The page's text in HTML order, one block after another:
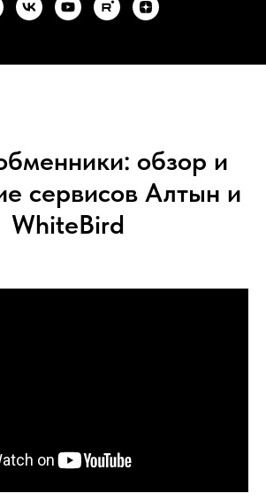
обзор и
сервисов Алтын и
WhiteBird